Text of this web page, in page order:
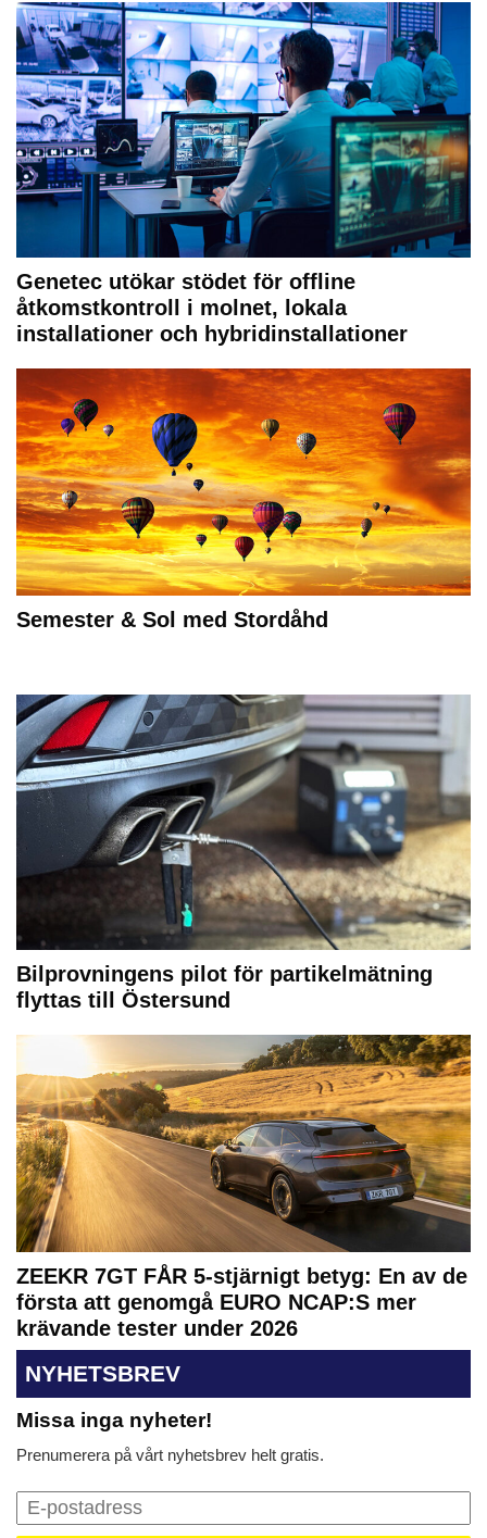
Genetec utökar stödet för offline
åtkomstkontroll i molnet, lokala
installationer och hybridinstallationer
Semester & Sol med Stordåhd
Bilprovningens pilot för partikelmätning
flyttas till Östersund
ZEEKR 7GT FÅR 5-stjärnigt betyg: En av de
första att genomgå EURO NCAP:S mer
krävande tester under 2026
NYHETSBREV
Missa inga nyheter!
Prenumerera på vårt nyhetsbrev helt gratis.